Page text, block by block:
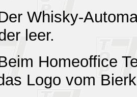
Whisky-
leer.
Homeoffice
Logo vom